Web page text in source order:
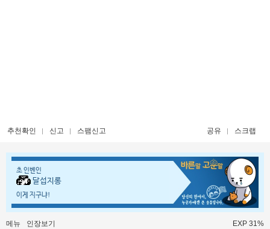
추천확인 신고 스팸신고 공유 스크랩
초 인벤인
달섭지롱
이게 지구냐!
메뉴 인장보기 EXP 31%